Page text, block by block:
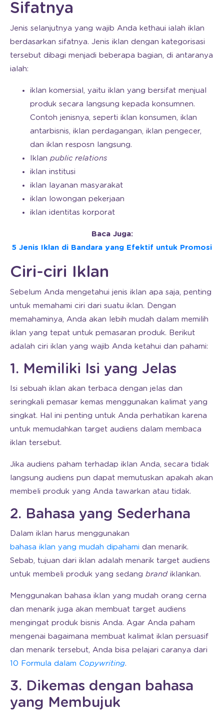
Sifatnya
Jenis selanjutnya yang wajib Anda kethaui ialah iklan
berdasarkan sifatnya. Jenis iklan dengan kategorisasi
tersebut dibagi menjadi beberapa bagian, di antaranya
ialah:
iklan komersial, yaitu iklan yang bersifat menjual
produk secara langsung kepada konsumnen.
Contoh jenisnya, seperti iklan konsumen, iklan
antarbisnis, iklan perdagangan, iklan pengecer,
dan iklan resposn langsung.
Iklan public relations
iklan institusi
iklan layanan masyarakat
iklan lowongan pekerjaan
iklan identitas korporat
Baca Juga:
5 Jenis Iklan di Bandara yang Efektif untuk Promosi
Ciri-ciri Iklan
Sebelum Anda mengetahui jenis iklan apa saja, penting
untuk memahami ciri dari suatu iklan. Dengan
memahaminya, Anda akan lebih mudah dalam memilih
iklan yang tepat untuk pemasaran produk. Berikut
adalah ciri iklan yang wajib Anda ketahui dan pahami:
1. Memiliki Isi yang Jelas
Isi sebuah iklan akan terbaca dengan jelas dan
seringkali pemasar kemas menggunakan kalimat yang
singkat. Hal ini penting untuk Anda perhatikan karena
untuk memudahkan target audiens dalam membaca
iklan tersebut.
Jika audiens paham terhadap iklan Anda, secara tidak
langsung audiens pun dapat memutuskan apakah akan
membeli produk yang Anda tawarkan atau tidak.
2. Bahasa yang Sederhana
Dalam iklan harus menggunakan
bahasa iklan yang mudah dipahami dan menarik.
Sebab, tujuan dari iklan adalah menarik target audiens
untuk membeli produk yang sedang brand iklankan.
Menggunakan bahasa iklan yang mudah orang cerna
dan menarik juga akan membuat target audiens
mengingat produk bisnis Anda. Agar Anda paham
mengenai bagaimana membuat kalimat iklan persuasif
dan menarik tersebut, Anda bisa pelajari caranya dari
10 Formula dalam Copywriting.
3. Dikemas dengan bahasa
yang Membujuk